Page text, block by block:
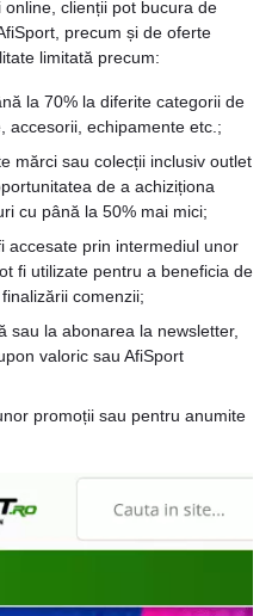
clienții pot bucura de
precum și de oferte
limitată precum:
la 70% la diferite categorii de
accesorii, echipamente etc.;
mărci sau colecții inclusiv outlet
de a achiziționa
cu până la 50% mai mici;
accesate prin intermediul unor
fi utilizate pentru a beneficia de
comenzii;
sau la abonarea la newsletter,
valoric sau AfiSport
promoții sau pentru anumite